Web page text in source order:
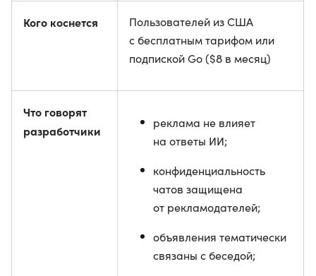
Кого коснется
Пользователей из США
с бесплатным тарифом или
подпиской Go ($8 в месяц)
Что говорят
разработчики
реклама не влияет
на ответы ИИ;
конфиденциальность
чатов защищена
от рекламодателей;
объявления тематически
связаны с беседой;